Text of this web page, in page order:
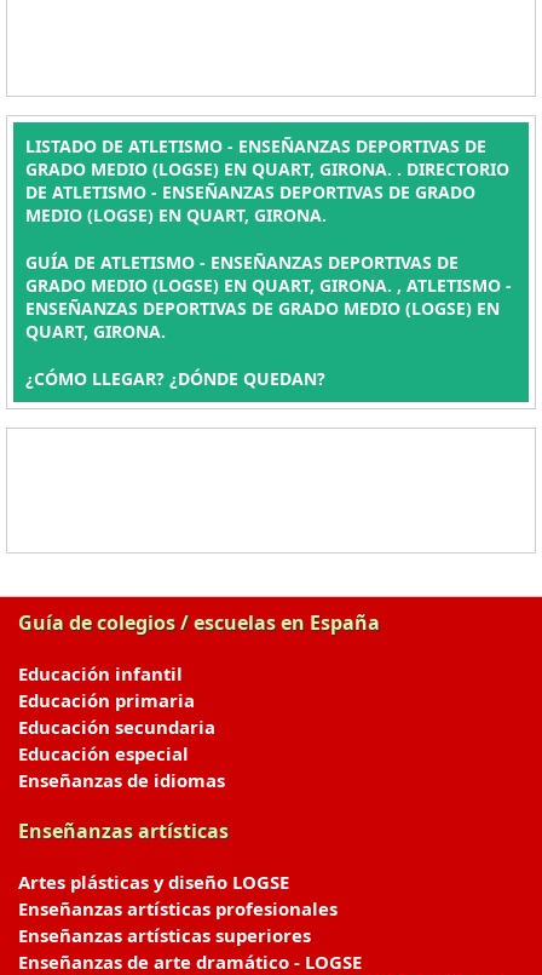
LISTADO DE ATLETISMO - ENSEÑANZAS DEPORTIVAS DE
GRADO MEDIO (LOGSE) EN QUART, GIRONA. . DIRECTORIO
DE ATLETISMO - ENSEÑANZAS DEPORTIVAS DE GRADO
MEDIO (LOGSE) EN QUART, GIRONA.
GUÍA DE ATLETISMO - ENSEÑANZAS DEPORTIVAS DE
GRADO MEDIO (LOGSE) EN QUART, GIRONA. , ATLETISMO -
ENSEÑANZAS DEPORTIVAS DE GRADO MEDIO (LOGSE) EN
QUART, GIRONA.
¿CÓMO LLEGAR? ¿DÓNDE QUEDAN?
Guía de colegios / escuelas en España
Educación infantil
Educación primaria
Educación secundaria
Educación especial
Enseñanzas de idiomas
Enseñanzas artísticas
Artes plásticas y diseño LOGSE
Enseñanzas artísticas profesionales
Enseñanzas artísticas superiores
Enseñanzas de arte dramático - LOGSE